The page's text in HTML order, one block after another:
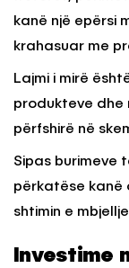
kanë një epërsi
krahasuar me
Lajmi i mirë
produkteve dhe
përfshirë në
Sipas burimeve
përkatëse kanë
shtimin e
Investime